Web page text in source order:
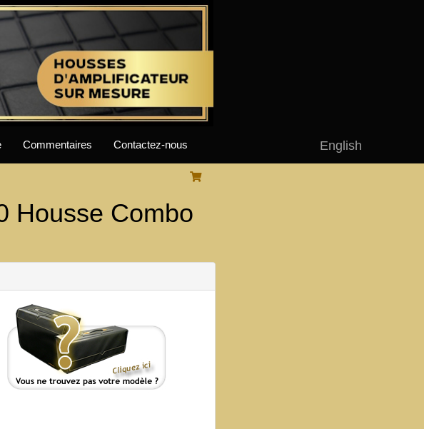
English
Commentaires Contactez-nous
Housse Combo